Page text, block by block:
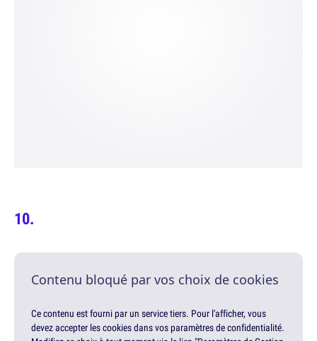
Contenu bloqué par vos choix de cookies
Ce contenu est fourni par un service tiers. Pour l'afficher, vous
devez accepter les cookies dans vos paramètres de confidentialité.